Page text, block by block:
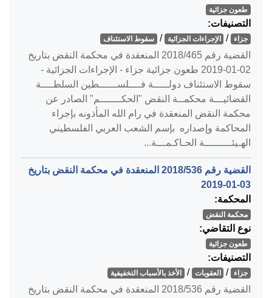
طعون جزائية
التصنيفات:
جزاء / الإجراءات الجزائية / سقوط الاستئناف
القضية رقم ‎465‏/‎2018‏ المنعقدة في محكمة النقض بتاريخ
‎2019-01-02‏ طعون جزائية جزاء - الإجراءات الجزائية -
سقوط الاستئناف دولـــــة فــــلســــــطين السلطــــة
القضائيـــة محكمــة النقض "الحكـــــــم" الصادر عن
محكمة النقض المنعقدة في رام الله المأذونه بإجراء
المحاكمة وإصداره بإسم الشعب العربي الفلسطيني
الهـيئـــــــــة الحـاكـمـــة...
القضية رقم ‎536‏/‎2018‏ المنعقدة في محكمة النقض بتاريخ
‎2019-01-03‏
المحكمة:
محكمة النقض
نوع التقاضي:
طعون جزائية
التصنيفات:
جزاء / العقوبات / الأخذ بالأسباب التخفيفية
القضية رقم ‎536‏/‎2018‏ المنعقدة في محكمة النقض بتاريخ